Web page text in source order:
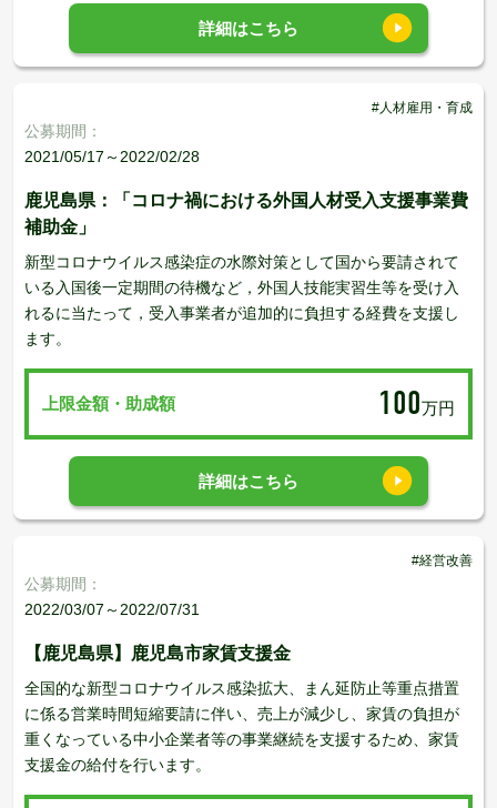
詳細はこちら
#人材雇用・育成
公募期間：
2021/05/17～2022/02/28
鹿児島県：「コロナ禍における外国人材受入支援事業費
補助金」
新型コロナウイルス感染症の水際対策として国から要請されて
いる入国後一定期間の待機など，外国人技能実習生等を受け入
れるに当たって，受入事業者が追加的に負担する経費を支援し
ます。
上限金額・助成額 100万円
詳細はこちら
#経営改善
公募期間：
2022/03/07～2022/07/31
【鹿児島県】鹿児島市家賃支援金
全国的な新型コロナウイルス感染拡大、まん延防止等重点措置
に係る営業時間短縮要請に伴い、売上が減少し、家賃の負担が
重くなっている中小企業者等の事業継続を支援するため、家賃
支援金の給付を行います。